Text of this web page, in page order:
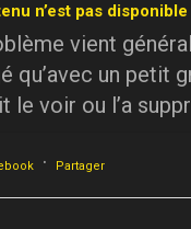
n’est pas
vient
qu’avec un petit
le voir ou l’a
· Partager